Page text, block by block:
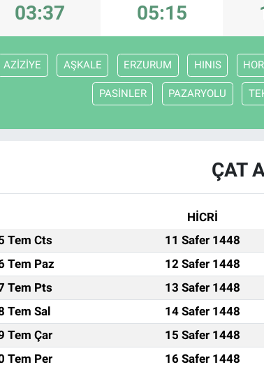
03:37 05:15
AZİZİYE AŞKALE ERZURUM HINIS
PASİNLER PAZARYOLU
ÇAT
HİCRİ
Tem Cts
11 Safer 1448
Tem Paz
12 Safer 1448
Tem Pts
13 Safer 1448
Tem Sal
14 Safer 1448
Tem Çar
15 Safer 1448
Tem Per
16 Safer 1448